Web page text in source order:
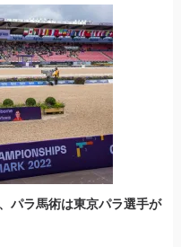
パラ馬術は東京パラ選手が